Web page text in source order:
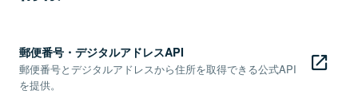
郵便番号・デジタルアドレスAPI
郵便番号とデジタルアドレスから住所を取得できる公式API
を提供。